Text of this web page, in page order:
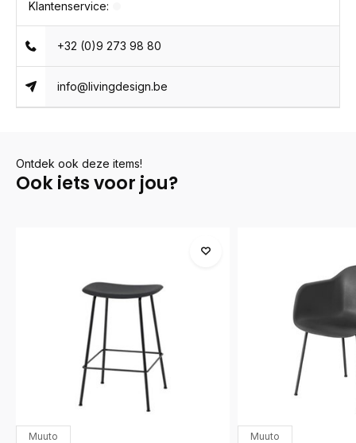
Klantenservice:
+32 (0)9 273 98 80
info@livingdesign.be
Ontdek ook deze items!
Ook iets voor jou?
Muuto Muuto